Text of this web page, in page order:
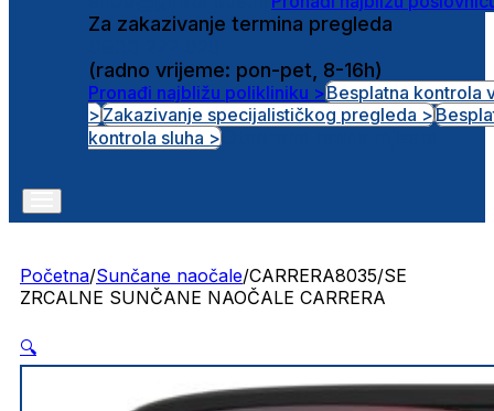
Za zakazivanje termina pregleda
(radno vrijeme: pon-pet, 8-16h)
Pronađi najbližu polikliniku >Besplatna kontrola
>Zakazivanje specijalističkog pregleda >
kontrola sluha >
Početna/Sunčane naočale/CARRERA8035/SE
ZRCALNE SUNČANE NAOČALE CARRERA
🔍